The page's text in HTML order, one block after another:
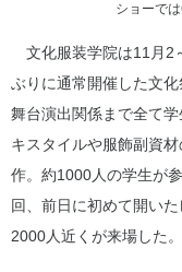
ショーで
文化服装学院は11月2
ぶりに通常開催した文
舞台演出関係まで全て
キスタイルや服飾副資
作。約1000人の学生が
回、前日に初めて開い
2000人近くが来場した。